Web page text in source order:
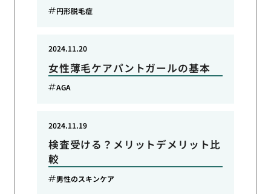
円形脱毛症
女性薄毛ケアパントガールの基本
2024.11.20
AGA
検査受ける？メリットデメリット比
較
2024.11.19
男性のスキンケア